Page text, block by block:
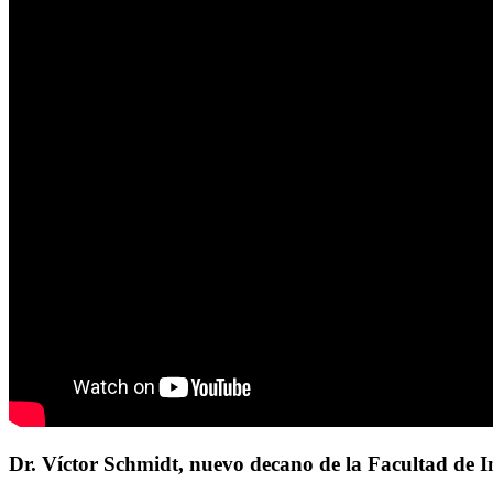
Dr. Víctor Schmidt, nuevo decano de la Facultad de